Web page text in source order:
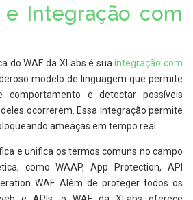
Integração com
do WAF da XLabs é suaintegração com
modelo de linguagem que permite
comportamento e detectar possíveis
ocorrerem. Essa integração permite
ameaças em tempo real.
e unifica os termos comuns no campo
como WAAP, App Protection, API
WAF. Além de proteger todos os